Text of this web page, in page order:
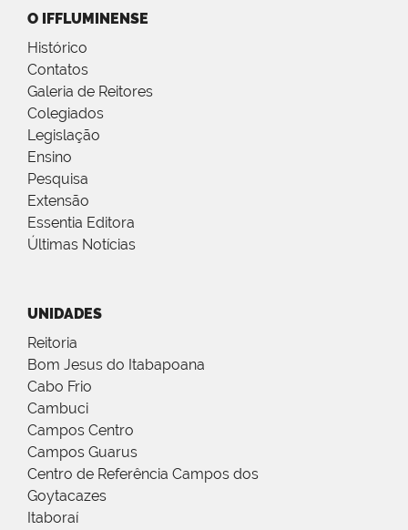
O IFFLUMINENSE
Histórico
Contatos
Galeria de Reitores
Colegiados
Legislação
Ensino
Pesquisa
Extensão
Essentia Editora
Últimas Notícias
UNIDADES
Reitoria
Bom Jesus do Itabapoana
Cabo Frio
Cambuci
Campos Centro
Campos Guarus
Centro de Referência Campos dos
Goytacazes
Itaboraí